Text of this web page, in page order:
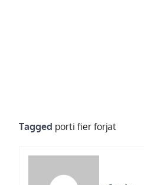
Tagged porti fier forjat